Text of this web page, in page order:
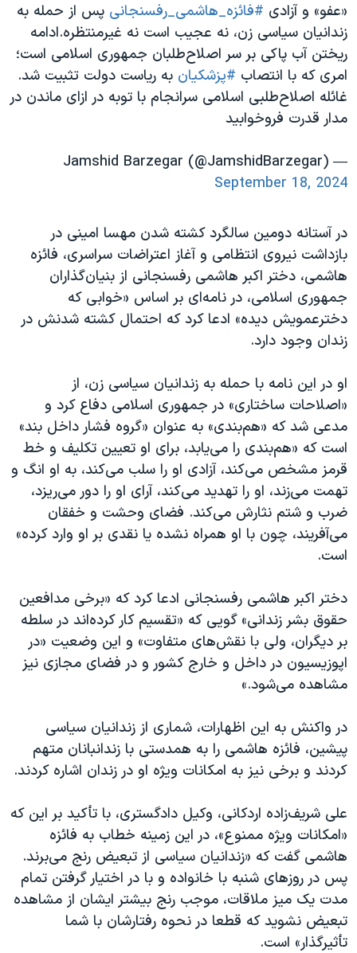
«عفو» و آزادی #فائزه_هاشمی_رفسنجانی پس از حمله به
زندانیان سیاسی زن، نه عجیب است نه غیرمنتظره.ادامه
ریختن آب پاکی بر سر اصلاح‌طلبان جمهوری اسلامی است؛
امری که با انتصاب #پزشکیان به ریاست دولت تثبیت شد.
غائله اصلاح‌طلبی اسلامی سرانجام با توبه در ازای ماندن در
مدار قدرت فروخوابید
— Jamshid Barzegar (@JamshidBarzegar)
September 18, 2024
در آستانه دومین سالگرد کشته شدن مهسا امینی در
بازداشت نیروی انتظامی و آغاز اعتراضات سراسری، فائزه
هاشمی، دختر اکبر هاشمی رفسنجانی از بنیان‌گذاران
جمهوری اسلامی، در نامه‌ای بر اساس «خوابی که
دخترعمویش دیده» ادعا کرد که احتمال کشته شدنش در
زندان وجود دارد.
او در این نامه با حمله به زندانیان سیاسی زن، از
«اصلاحات ساختاری» در جمهوری اسلامی دفاع کرد و
مدعی شد که «هم‌بندی» به عنوان «گروه فشار داخل بند»
است که «هم‌بندی را می‌یابد، برای او تعیین تکلیف و خط
قرمز مشخص می‌کند، آزادی او را سلب می‌کند، به او انگ و
تهمت می‌زند، او را تهدید می‌کند، آرای او را دور می‌ریزد،
ضرب و شتم نثارش می‌کند. فضای وحشت و خفقان
می‌آفریند، چون با او همراه نشده یا نقدی بر او وارد کرده»‌
است.
دختر اکبر هاشمی رفسنجانی ادعا کرد که «برخی مدافعین
حقوق بشر زندانی» گویی که «تقسیم کار کرده‌اند در سلطه
بر دیگران، ولی با نقش‌های متفاوت» و این وضعیت «در
اپوزیسیون در داخل و خارج کشور و در فضای مجازی نیز
مشاهده می‌شود.»
در واکنش به این اظهارات، شماری از زندانیان سیاسی
پیشین، فائزه هاشمی را به همدستی با زندانبانان متهم
کردند و برخی نیز به امکانات ویژه او در زندان اشاره کردند.
علی شریف‌زاده اردکانی، وکیل دادگستری، با تأکید بر این که
«امکانات ویژه ممنوع»، در این زمینه خطاب به فائزه
هاشمی گفت که «زندانیان سیاسی از تبعیض رنج می‌برند.
پس در روزهای شنبه با خانواده و با در اختیار گرفتن تمام
مدت یک میز ملاقات، موجب رنج بیشتر ایشان از مشاهده
تبعیض نشوید که قطعا در نحوه رفتارشان با شما
تأثیرگذار»‌ است.